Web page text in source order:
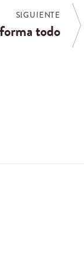
SIGUIENTE
todo